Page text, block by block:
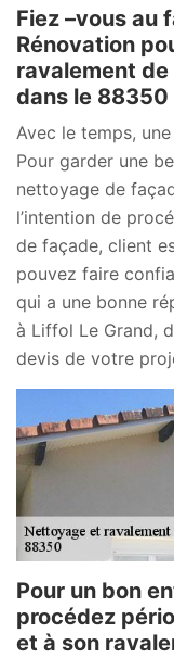
Fiez –vous au
Rénovation
ravalement
dans le 88350
Avec le temps,
Pour garder une
nettoyage de
l’intention de
de façade, client
pouvez faire
qui a une bonne
à Liffol Le Grand,
devis de votre
Pour un bon
procédez
et à son